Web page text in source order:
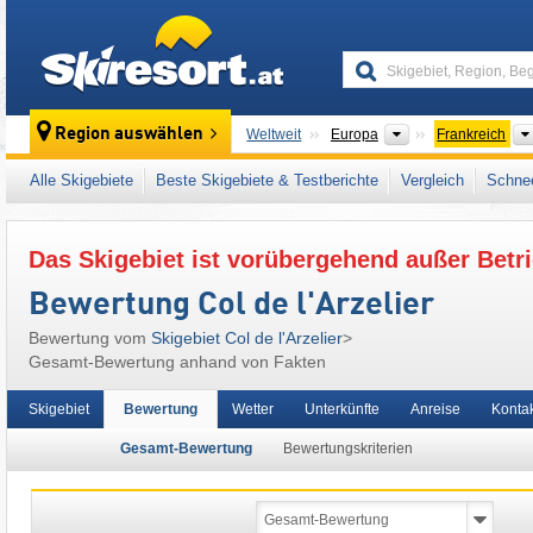
Region auswählen Weltweit Europa Kontinente
Frankreich
Dieses Skigebiet liegt auch in: Dauphiné-
Westeuropa
Alle Skigebiete Beste Skigebiete & Testberichte Vergleich
Das Skigebiet ist vorübergehend außer
Bewertung Col de l'Arzelier
Bewertung vom Skigebiet Col de l'Arzelier>
Gesamt-Bewertung anhand von Fakten
Skigebiet Bewertung
Gesamt-Bewertung Bewertungskriterien
Wetter Unterkünfte Anreise